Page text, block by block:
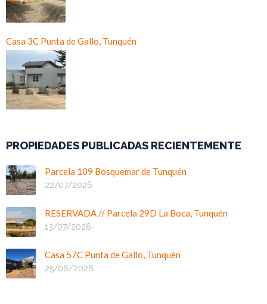
Casa 3C Punta de Gallo, Tunquén
PROPIEDADES PUBLICADAS RECIENTEMENTE
Parcela 109 Bosquemar de Tunquén
22/07/2026
RESERVADA // Parcela 29D La Boca, Tunquén
13/07/2026
Casa 57C Punta de Gallo, Tunquén
25/06/2026